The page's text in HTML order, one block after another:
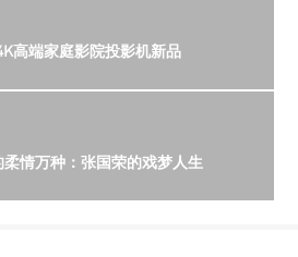
高端家庭影院投影机新品
情万种：张国荣的戏梦人生